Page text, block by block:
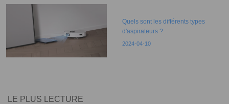
Quels sont les différents types
d'aspirateurs ?
2024-04-10
LE PLUS LECTURE